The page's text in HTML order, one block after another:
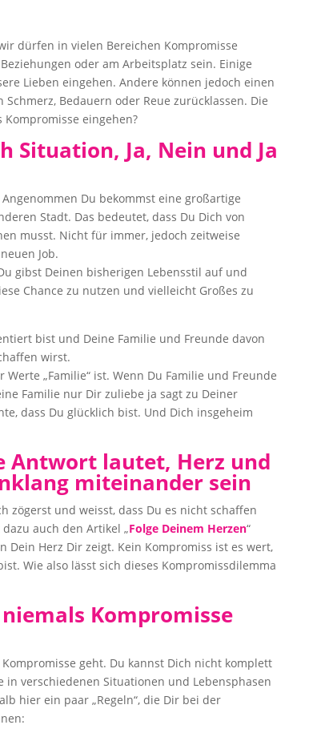
dürfen in vielen Bereichen Kompromisse
oder am Arbeitsplatz sein. Einige
Lieben eingehen. Andere können jedoch einen
Bedauern oder Reue zurücklassen. Die
eingehen?
Situation, Ja, Nein und Ja
Du bekommst eine großartige
Stadt. Das bedeutet, dass Du Dich von
musst. Nicht für immer, jedoch zeitweise
Job.
gibst Deinen bisherigen Lebensstil auf und
Chance zu nutzen und vielleicht Großes zu
bist und Deine Familie und Freunde davon
wirst.
„Familie“ ist. Wenn Du Familie und Freunde
Familie nur Dir zuliebe ja sagt zu Deiner
dass Du glücklich bist. Und Dich insgeheim
Antwort lautet, Herz und
miteinander sein
zögerst und weisst, dass Du es nicht schaffen
auch den Artikel „Folge Deinem Herzen“
Dein Herz Dir zeigt. Kein Kompromiss ist es wert,
Wie also lässt sich dieses Kompromissdilemma
Kompromisse
geht. Du kannst Dich nicht komplett
in verschiedenen Situationen und Lebensphasen
hier ein paar „Regeln“, die Dir bei der